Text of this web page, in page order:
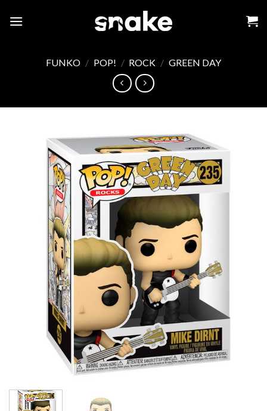
FUNKO / POP! / ROCK / GREEN DAY